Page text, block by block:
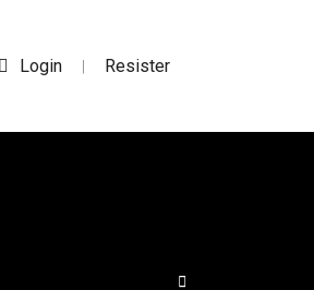
Login | Resister